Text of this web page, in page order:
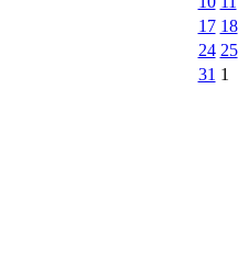
17 18
24 25
31 1